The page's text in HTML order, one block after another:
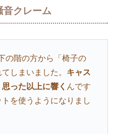
クレーム
の階の方から「椅子の
しまいました。 キャス
った以上に響く んです
を使うようになりまし